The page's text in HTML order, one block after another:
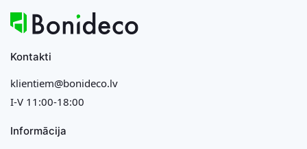
Kontakti
klientiem@bonideco.lv
I-V 11:00-18:00
Informācija